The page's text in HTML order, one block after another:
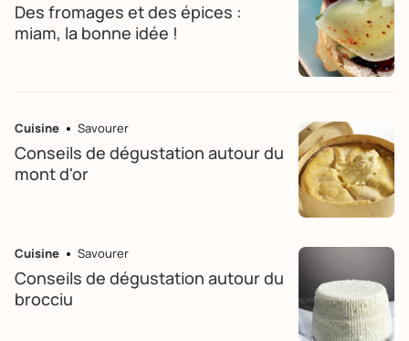
Des fromages et des épices :
miam, la bonne idée !
Cuisine Savourer
Conseils de dégustation autour du
mont d'or
Cuisine Savourer
Conseils de dégustation autour du
brocciu